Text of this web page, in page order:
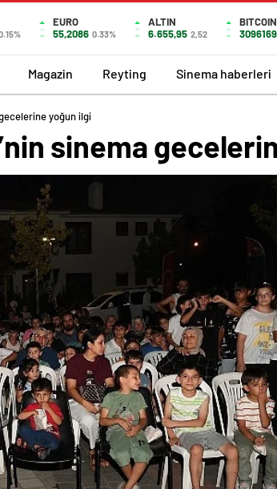
EURO
55,2086 0.33%
ALTIN
6.655,95 2,52
BITCOIN
3096169
Magazin Reyting Sinema haberleri
yoğun ilgi
sinema